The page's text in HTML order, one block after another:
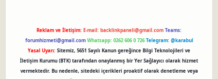
Reklam ve İletişim: E-mail: backlinkpaneli@gmail.com Teams:
forumhizmeti@gmail.com Whatsapp: 0262 606 0 726 Telegram: @karabul
Yasal Uyarı: Sitemiz, 5651 Sayılı Kanun gereğince Bilgi Teknolojileri ve
İletişim Kurumu (BTK) tarafından onaylanmış bir Yer Sağlayıcı olarak hizmet
vermektedir. Bu nedenle, sitedeki içerikleri proaktif olarak denetleme veya